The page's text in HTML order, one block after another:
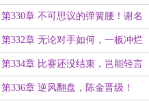
在世乒赛128强？
第330章 不可思议的弹簧腰！谢名
扬晋级！
第332章 无论对手如何，一板冲烂
即可！
第334章 比赛还没结束，岂能轻言
胜负？
第336章 逆风翻盘，陈金晋级！